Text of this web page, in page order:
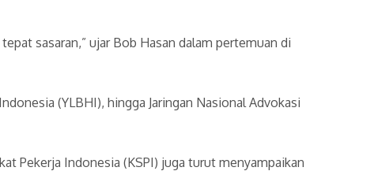
sasaran,” ujar Bob Hasan dalam pertemuan di
(YLBHI), hingga Jaringan Nasional Advokasi
Pekerja Indonesia (KSPI) juga turut menyampaikan